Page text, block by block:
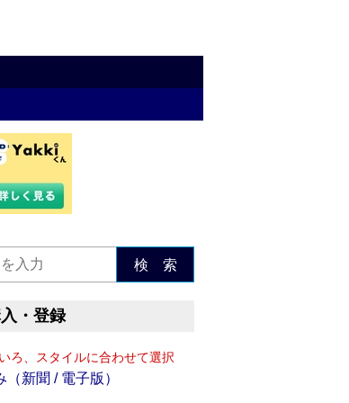
検 索
・登録
ろ、スタイルに合わせて選択
（新聞 / 電子版）